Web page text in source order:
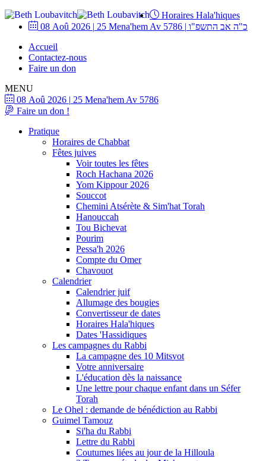
Horaires Hala'hiques
08 Aoû 2026 | 25 Mena'hem Av 5786 | כ"ה אב התשפ"ו
Accueil
Contactez-nous
Faire un don
MENU
08 Aoû 2026 | 25 Mena'hem Av 5786
Faire un don !
Pratique
Horaires de Chabbat
Fêtes juives
Voir toutes les fêtes
Roch Hachana 2026
Yom Kippour 2026
Souccot
Chemini Atsérète & Sim'hat Torah
Hanouccah
Tou Bichevat
Pourim
Pessa'h 2026
Compte du Omer
Chavouot
Calendrier
Calendrier juif
Allumage des bougies
Convertisseur de dates
Horaires Hala'hiques
Dates 'Hassidiques
Les campagnes du Rabbi
La campagne des 10 Mitsvot
Votre anniversaire
L'éducation dès la naissance
Une lettre pour chaque enfant dans un Séfer
Torah
Le Ohel : demande de bénédiction au Rabbi
Guimel Tamouz
Si'ha du Rabbi
Lettre du Rabbi
Coutumes liées au jour de la Hilloula